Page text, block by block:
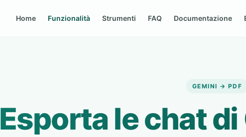
Home Funzionalità Strumenti FAQ Documentazione
GEMINI → PDF
Esporta le chat di